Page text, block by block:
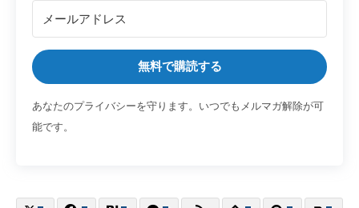
無料で購読する
あなたのプライバシーを守ります。いつでもメルマガ解除が可
能です。